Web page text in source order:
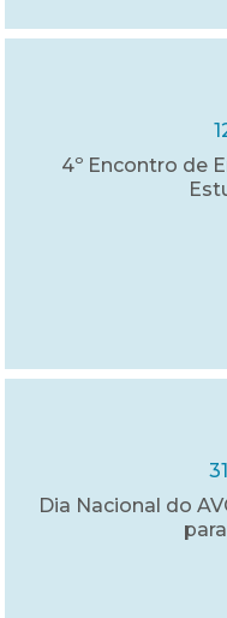
4º Encontro de
Dia Nacional do